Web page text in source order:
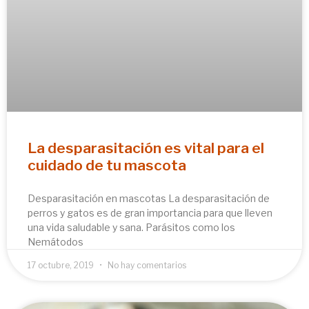
La desparasitación es vital para el
cuidado de tu mascota
Desparasitación en mascotas La desparasitación de
perros y gatos es de gran importancia para que lleven
una vida saludable y sana. Parásitos como los
Nemátodos
17 octubre, 2019 No hay comentarios